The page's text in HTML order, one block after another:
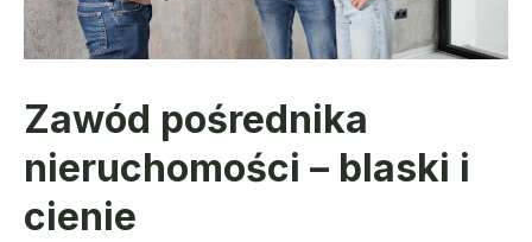
Zawód pośrednika
nieruchomości – blaski i
cienie